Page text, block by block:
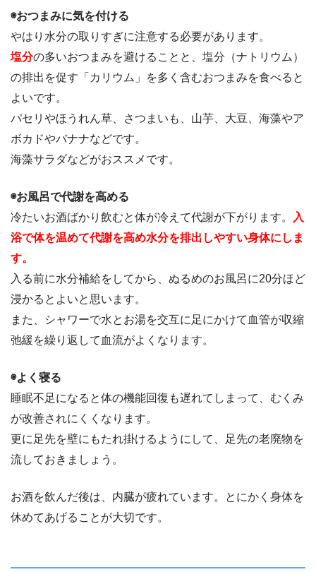
◉おつまみに気を付ける
やはり水分の取りすぎに注意する必要があります。
塩分の多いおつまみを避けることと、塩分（ナトリウム）
の排出を促す「カリウム」を多く含むおつまみを食べると
よいです。
パセリやほうれん草、さつまいも、山芋、大豆、海藻やア
ボカドやバナナなどです。
海藻サラダなどがおススメです。
◉お風呂で代謝を高める
冷たいお酒ばかり飲むと体が冷えて代謝が下がります。
入
浴で体を温めて代謝を高め水分を排出しやすい身体にしま
す。
入る前に水分補給をしてから、ぬるめのお風呂に20分ほど
浸かるとよいと思います。
また、シャワーで水とお湯を交互に足にかけて血管が収縮
弛緩を繰り返して血流がよくなります。
◉よく寝る
睡眠不足になると体の機能回復も遅れてしまって、むくみ
が改善されにくくなります。
更に足先を壁にもたれ掛けるようにして、足先の老廃物を
流しておきましょう。
お酒を飲んだ後は、内臓が疲れています。とにかく身体を
休めてあげることが大切です。